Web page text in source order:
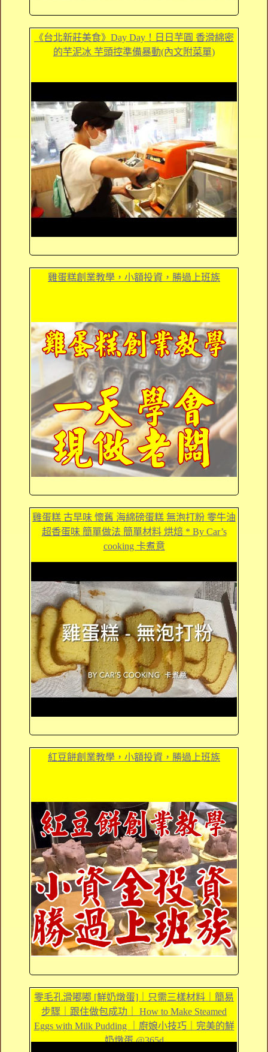
《台北新莊美食》Day Day！日日芋圓 香滑綿密
的芋泥冰 芋頭控準備暴動(內文附菜單)
雞蛋糕創業教學，小額投資，勝過上班族
雞蛋糕 古早味 懷舊 海綿磅蛋糕 無泡打粉 零牛油
超香蛋味 簡單做法 簡單材料 烘焙 * By Car’s
cooking 卡煮意
紅豆餅創業教學，小額投資，勝過上班族
零毛孔滑嘟嘟 [鮮奶燉蛋]｜只需三樣材料｜簡易
步驟｜跟住做包成功｜ How to Make Steamed
Eggs with Milk Pudding ｜廚娘小技巧｜完美的鮮
奶燉蛋 @365d